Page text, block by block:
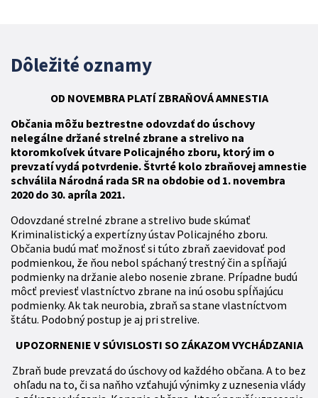
Dôležité oznamy
OD NOVEMBRA PLATÍ ZBRAŇOVÁAMNESTIA
Občania môžu beztrestne odovzdať do úschovy
nelegálne držané strelné zbrane a strelivo na
ktoromkoľvek útvare Policajného zboru, ktorý im o
prevzatí vydá potvrdenie. Štvrté kolo zbraňovej amnestie
schválila Národná rada SR na obdobie od 1. novembra
2020 do 30. apríla 2021.
Odovzdané strelné zbrane a strelivo bude skúmať
Kriminalistický a expertízny ústav Policajného zboru.
Občania budú mať možnosť si túto zbraň zaevidovať pod
podmienkou, že ňou nebol spáchaný trestný čin a spĺňajú
podmienky na držanie alebo nosenie zbrane. Prípadne budú
môcť previesť vlastníctvo zbrane na inú osobu spĺňajúcu
podmienky. Ak tak neurobia, zbraň sa stane vlastníctvom
štátu. Podobný postup je aj pri strelive.
UPOZORNENIE V SÚVISLOSTI SO ZÁKAZOM VYCHÁDZANIA
Zbraň bude prevzatá do úschovy od každého občana. A to bez
ohľadu na to, či sa naňho vzťahujú výnimky z uznesenia vlády